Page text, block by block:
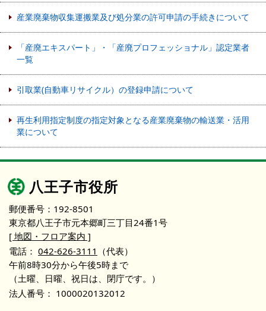
産業廃棄物収集運搬業及び処分業の許可申請の手続きについて
「産廃エキスパート」・「産廃プロフェッショナル」認定業者
一覧
引取業(自動車リサイクル）の登録申請について
再生利用指定制度の指定対象となる産業廃棄物の輸送業・活用
業について
八王子市役所
郵便番号：192-8501
東京都八王子市元本郷町三丁目24番1号
[ 地図・フロア案内 ]
電話： 042-626-3111 （代表）
午前8時30分から午後5時まで
（土曜、日曜、祝日は、閉庁です。）
法人番号： 1000020132012